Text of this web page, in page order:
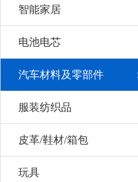
智能家居
电池电芯
汽车材料及零部件
服装纺织品
皮革/鞋材/箱包
玩具